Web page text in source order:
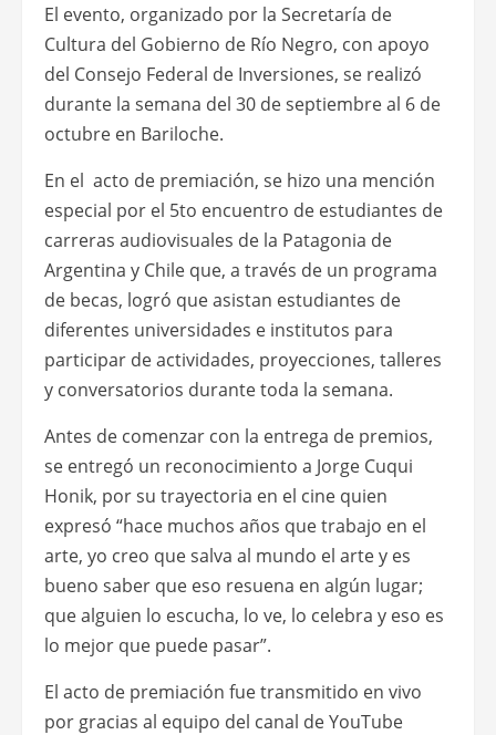
El evento, organizado por la Secretaría de
Cultura del Gobierno de Río Negro, con apoyo
del Consejo Federal de Inversiones, se realizó
durante la semana del 30 de septiembre al 6 de
octubre en Bariloche.
En el acto de premiación, se hizo una mención
especial por el 5to encuentro de estudiantes de
carreras audiovisuales de la Patagonia de
Argentina y Chile que, a través de un programa
de becas, logró que asistan estudiantes de
diferentes universidades e institutos para
participar de actividades, proyecciones, talleres
y conversatorios durante toda la semana.
Antes de comenzar con la entrega de premios,
se entregó un reconocimiento a Jorge Cuqui
Honik, por su trayectoria en el cine quien
expresó “hace muchos años que trabajo en el
arte, yo creo que salva al mundo el arte y es
bueno saber que eso resuena en algún lugar;
que alguien lo escucha, lo ve, lo celebra y eso es
lo mejor que puede pasar”.
El acto de premiación fue transmitido en vivo
por gracias al equipo del canal de YouTube